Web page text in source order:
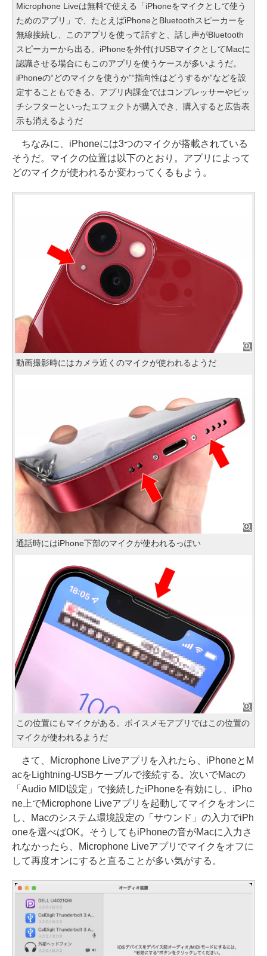
Microphone Liveは無料で使える「iPhoneをマイクとして使う
ためのアプリ」で、たとえばiPhoneとBluetoothスピーカーを
無線接続し、このアプリを使って話すと、話し声がBluetooth
スピーカーから出る。iPhoneを外付けUSBマイクとしてMacに
認識させる場合にもこのアプリを使うケースが多いようだ。
iPhoneの“どのマイクを使うか”“指向性はどうするか”などを設
定することもできる。アプリ内課金ではコンプレッサーやピッ
チシフターといったエフェクトが購入でき、購入すると広告表
示も消えるようだ
ちなみに、iPhoneには3つのマイクが搭載されている
そうだ。マイクの位置は以下のとおり。アプリによって
どのマイクが使われるか変わってくるもよう。
動画撮影時にはカメラ近くのマイクが使われるようだ
通話時にはiPhone下部のマイクが使われるっぽい
この位置にもマイクがある。ボイスメモアプリではこの位置の
マイクが使われるようだ
さて、Microphone Liveアプリを入れたら、iPhoneとM
acをLightning-USBケーブルで接続する。次いでMacの
「Audio MIDI設定」で接続したiPhoneを有効にし、iPho
ne上でMicrophone Liveアプリを起動してマイクをオンに
し、Macのシステム環境設定の「サウンド」の入力でiPh
oneを選べばOK。そうしてもiPhoneの音がMacに入力さ
れなかったら、Microphone Liveアプリでマイクをオフに
して再度オンにすると直ることが多い気がする。